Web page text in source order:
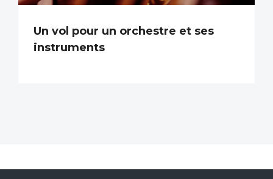
Un vol pour un orchestre et ses
instruments